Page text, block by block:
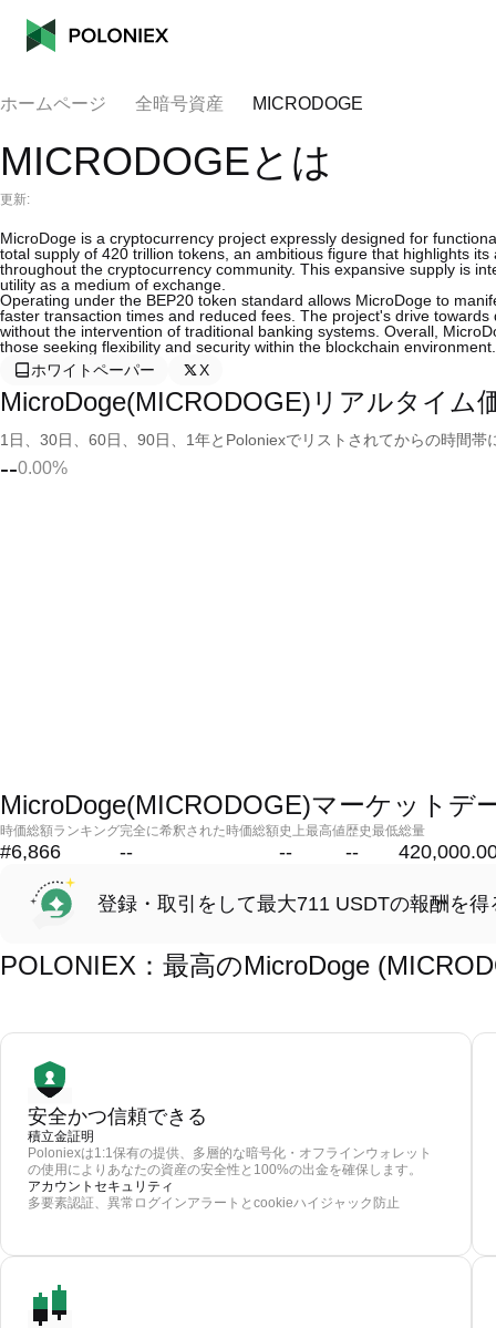
ホームページ 全暗号資産 MICRODOGE
MICRODOGEとは
更新:
MicroDoge is a cryptocurrency project expressly designed for
total supply of 420 trillion tokens, an ambitious figure that highlights
throughout the cryptocurrency community. This expansive supply is
utility as a medium of exchange.
Operating under the BEP20 token standard allows MicroDoge to
faster transaction times and reduced fees. The project's drive
without the intervention of traditional banking systems. Overall,
those seeking flexibility and security within the blockchain environment.
ホワイトペーパー
X
MicroDoge(MICRODOGE)リアルタイム
1日、30日、60日、90日、1年とPoloniexでリストされてからの時間
--0.00%
MicroDoge(MICRODOGE)マーケットデ
時価総額ランキング
#6,866
完全に希釈された時価総額
--
史上最高値
--
歴史最低
--
総量
登録・取引をして最大711 USDTの報酬を得
POLONIEX：最高のMicroDoge
安全かつ信頼できる
積立金証明
Poloniexは1:1保有の提供、多層的な暗号化・オフラインウォレット
の使用によりあなたの資産の安全性と100%の出金を確保します。
アカウントセキュリティ
多要素認証、異常ログインアラートとcookieハイジャック防止